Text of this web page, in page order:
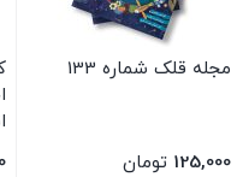
مجله قلک شماره 133
125,000 تومان